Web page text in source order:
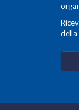
della